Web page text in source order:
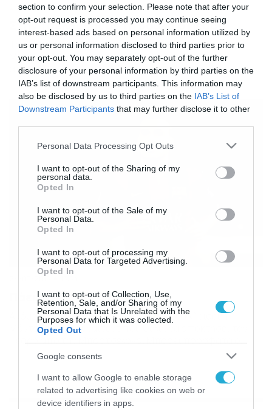
section to confirm your selection. Please note that after your
opt-out request is processed you may continue seeing
interest-based ads based on personal information utilized by
us or personal information disclosed to third parties prior to
your opt-out. You may separately opt-out of the further
disclosure of your personal information by third parties on the
IAB’s list of downstream participants. This information may
also be disclosed by us to third parties on the IAB’s List of
Downstream Participants that may further disclose it to other
Please note that this website/app uses one or more Google
not limited to your visit or usage behaviour. You may click to
grant or deny consent to Google and its third-party tags to
use your data for below specified purposes in below Google
consent section.
Personal Data Processing Opt Outs
I want to opt-out of the Sharing of my
personal data.
Opted In
I want to opt-out of the Sale of my
Personal Data.
Opted In
I want to opt-out of processing my
Personal Data for Targeted Advertising.
Opted In
I want to opt-out of Collection, Use,
Retention, Sale, and/or Sharing of my
Personal Data that Is Unrelated with the
Purposes for which it was collected.
Opted Out
Google consents
I want to allow Google to enable storage
related to advertising like cookies on web or
device identifiers in apps.
20/08/2015 18:21
Στην Τσέλσι και με τη βούλα ο Πέδρο
Τη μεταγραφή του Ισπανού επιθετικού της
Μπαρτσελόνα επισημοποίησαν οι Λονδρέζοι,
αποκτώντας τον έναντι 30 εκατομμυρίων ευρώ –
Προπονείται το απόγευμα με τους «μπλε» ο παίκτης!
Τσέλσι να ανακοινώνει την απόκτηση του 28χρονου
επιθετικού μέσω Twitterκαι τη Μπαρτσελόνα να τον
ευχαριστεί για την προσφορά του στην ομάδα στο ίδιο
socialmedia. «Είμαι πολύ χαρούμενος που βρίσκομαι
εδώ. […]
24/07/2015
Πάει για «μπαμ» με Πέδρο
Ακόμα μία τεράστια μεταγραφή πάει να κλείσει η
Μάντσεστερ Γιουνάιτεντ που θέλει να αποκτήσει τον
Πέδρο από την Μπαρτσελόνα. Μπορεί πρόσφατα ο
Πέδρο να ανανέωσε το συμβόλαιό του με την
Μπαρτσελόνα, ωστόσο αυτό δεν του εξασφαλίζει και
την παρουσία του στους Καταλανούς. Η ανανέωσή του,
μπορεί να ήταν και… τρικ για να αυξηθεί η τιμή […]